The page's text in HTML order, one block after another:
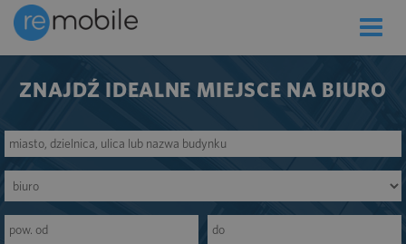
Toggle
ZNAJDŹ IDEALNE MIEJSCE NA BIURO